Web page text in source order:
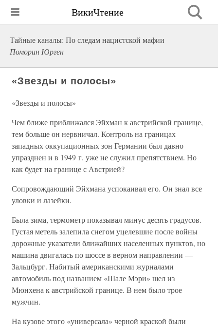
ВикиЧтение
Тайные каналы: По следам нацистской мафии
Поморин Юрген
«Звезды и полосы»
«Звезды и полосы»
Чем ближе приближался Эйхман к австрийской границе,
тем больше он нервничал. Контроль на границах
западных оккупационных зон Германии был давно
упразднен и в 1949 г. уже не служил препятствием. Но
как будет на границе с Австрией?
Сопровождающий Эйхмана успокаивал его. Он знал все
уловки и лазейки.
Была зима, термометр показывал минус десять градусов.
Густая метель залепила снегом уцелевшие после войны
дорожные указатели ближайших населенных пунктов, но
машина двигалась по шоссе в верном направлении —
Зальцбург. Набитый американскими журналами
автомобиль под названием «Шале Мэри» шел из
Мюнхена к австрийской границе. В нем было трое
мужчин.
На кузове этого «универсала» черной краской были